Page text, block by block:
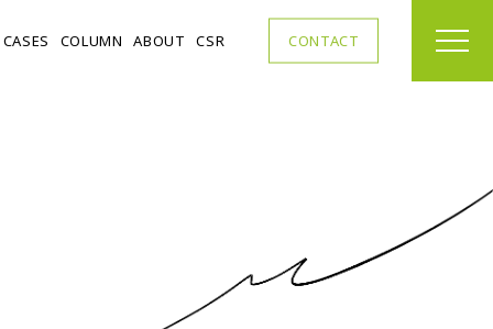
CASES COL UMN ABOUT CSR CONTACT